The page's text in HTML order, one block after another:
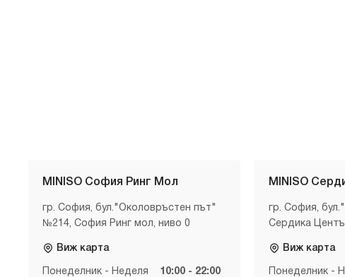
MINISO София Ринг Мол
гр. София, бул."Околовръстен път"
№214, София Ринг мол, ниво 0
Виж карта
Понеделник - Неделя 10:00 - 22:00
MINISO
гр. София,
Сердика
Виж карта
Понеделник -